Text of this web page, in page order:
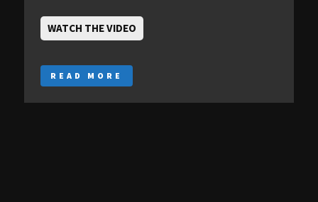
WATCH THE VIDEO
READ MORE